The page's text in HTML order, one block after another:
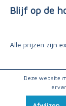
Blijf op de
Alle prijzen zijn
Deze website